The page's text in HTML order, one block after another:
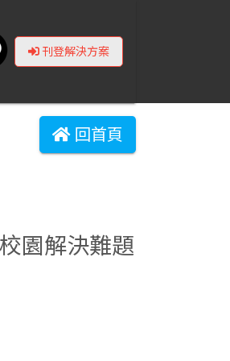
刊登解決方案
回首頁
園解決難題